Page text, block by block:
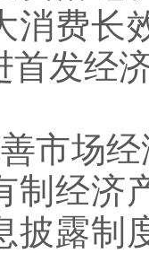
消费长
首发经
场经
制经济
披露制